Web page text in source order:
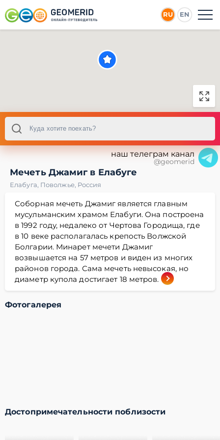
RU EN
наш телеграм канал
@geomerid
Мечеть Джамиг в Елабуге
Елабуга, Поволжье, Россия
Соборная мечеть Джамиг является главным
мусульманским храмом Елабуги. Она построена
в 1992 году, недалеко от Чертова Городища, где
в 10 веке располагалась крепость Волжской
Болгарии. Минарет мечети Джамиг
возвышается на 57 метров и виден из многих
районов города. Сама мечеть невысокая, но
диаметр купола достигает 18 метров.
Фотогалерея
Достопримечательности поблизости